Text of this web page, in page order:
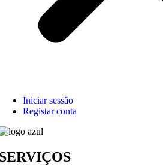
Iniciar sessão
Registar conta